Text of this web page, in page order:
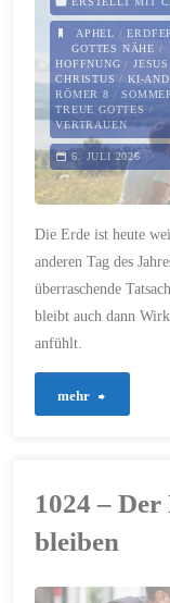
APHEL /
GOTTES NÄHE /
HOFFNUNG / JESUS
CHRISTUS / KI-
RÖMER 8 /
TREUE GOTTES /
VERTRAUEN
6. JULI 2026
Die Erde ist heute
anderen Tag des
überraschende
bleibt auch dann
anfühlt.
mehr
1024 –
bleiben